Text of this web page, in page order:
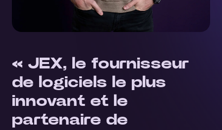
« JEX, le fournisseur
de logiciels le plus
innovant et le
partenaire de